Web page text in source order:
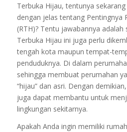
Terbuka Hijau, tentunya
dengan jelas tentang Pentingnya
(RTH)? Tentu jawabannya adalah
Terbuka Hijau ini juga perlu
tengah kota maupun tempat-
penduduknya. Di dalam
sehingga membuat perumahan
“hijau” dan asri. Dengan
juga dapat membantu untuk
lingkungan sekitarnya.
Apakah Anda ingin memiliki